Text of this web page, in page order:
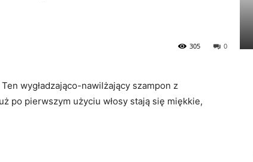
0
305
wygładzająco-nawilżający szampon z
po pierwszym użyciu włosy stają się miękkie,